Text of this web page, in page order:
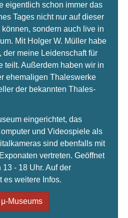
eigentlich schon immer das
Tages nicht nur auf dieser
sondern auch live in
Mit Holger W. Müller habe
der meine Leidenschaft für
teilt. Außerdem haben wir in
ehemaligen Thaleswerke
der bekannten Thales-
eingerichtet, das
und Videospiele als
sind ebenfalls mit
vertreten. Geöffnet
- 18 Uhr. Auf der
es weitere Infos.
Museums